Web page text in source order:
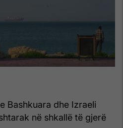
Bashkuara dhe Izraeli
në shkallë të gjerë